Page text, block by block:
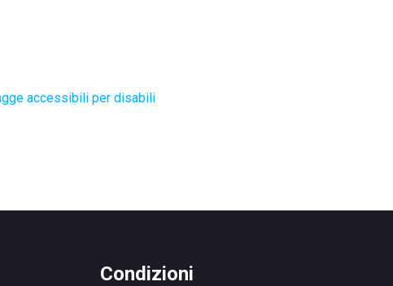
accessibili per disabili
Condizioni